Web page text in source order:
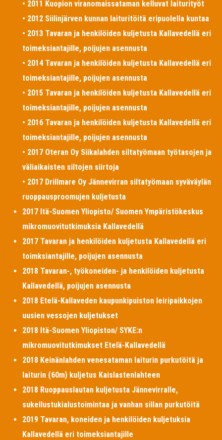
• 2011 Kuopion viranomaissataman kelluvat laiturityöt
• 2012 Siilinjärven kunnan laituritöitä eripuolella kuntaa
• 2013 Tavaran ja henkilöiden kuljetusta Kallavedellä eri
toimeksiantajille, poijujen asennusta
• 2014 Tavaran ja henkilöiden kuljetusta Kallavedellä eri
toimeksiantajille, poijujen asennusta
• 2015 Tavaran ja henkilöiden kuljetusta Kallavedellä eri
toimeksiantajille, poijujen asennusta
• 2016 Tavaran ja henkilöiden kuljetusta Kallavedellä eri
toimeksiantajille, poijujen asennusta
• 2017 Oteran Oy Siikalahden siltatyömaan työtasojen ja
väliaikaisten siltojen siirtoja
• 2017 Drillmare Oy Jännevirran siltatyömaan syväväylän
ruoppausproomujen kuljetusta
2017 Itä-Suomen Yliopisto/ Suomen Ympäristökeskus
mikromuovitutkimuksia Kallavedellä
2017 Tavaran ja henkilöiden kuljetusta Kallavedellä eri
toimksiantajille, poijujen asennusta
2018 Tavaran-, työkoneiden- ja henkilöiden kuljetusta
Kallavedellä, poijujen asennusta
2018 Etelä-Kallaveden kaupunkipuiston leiripaikkojen
uusien vessojen kuljetukset
2018 Itä-Suomen Yliopiston/ SYKE:n
mikromuovitutkimukset Etelä-Kallavedellä
2018 Keinänlahden venesataman laiturin purkutöitä ja
laiturin (60m) kuljetus Kaislastenlahteen
2018 Ruoppauslautan kuljetusta Jännevirralle,
sukellustukialustoimintaa ja vanhan sillan purkutöitä
2019 Tavaran, koneiden ja henkilöiden kuljetuksia
Kallavedellä eri toimeksiantajille